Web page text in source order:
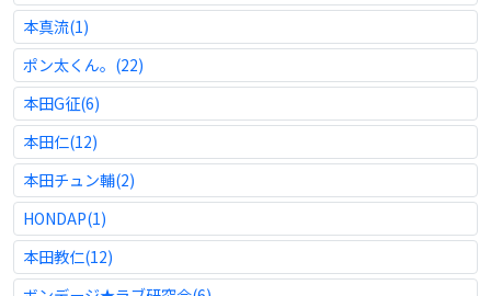
本真流(1)
ポン太くん。(22)
本田G征(6)
本田仁(12)
本田チュン輔(2)
HONDAP(1)
本田教仁(12)